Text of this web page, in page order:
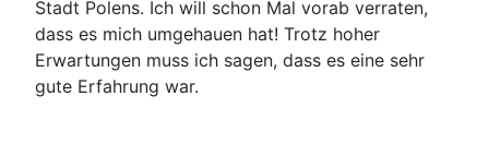
Stadt Polens. Ich will schon Mal vorab verraten,
dass es mich umgehauen hat! Trotz hoher
Erwartungen muss ich sagen, dass es eine sehr
gute Erfahrung war.